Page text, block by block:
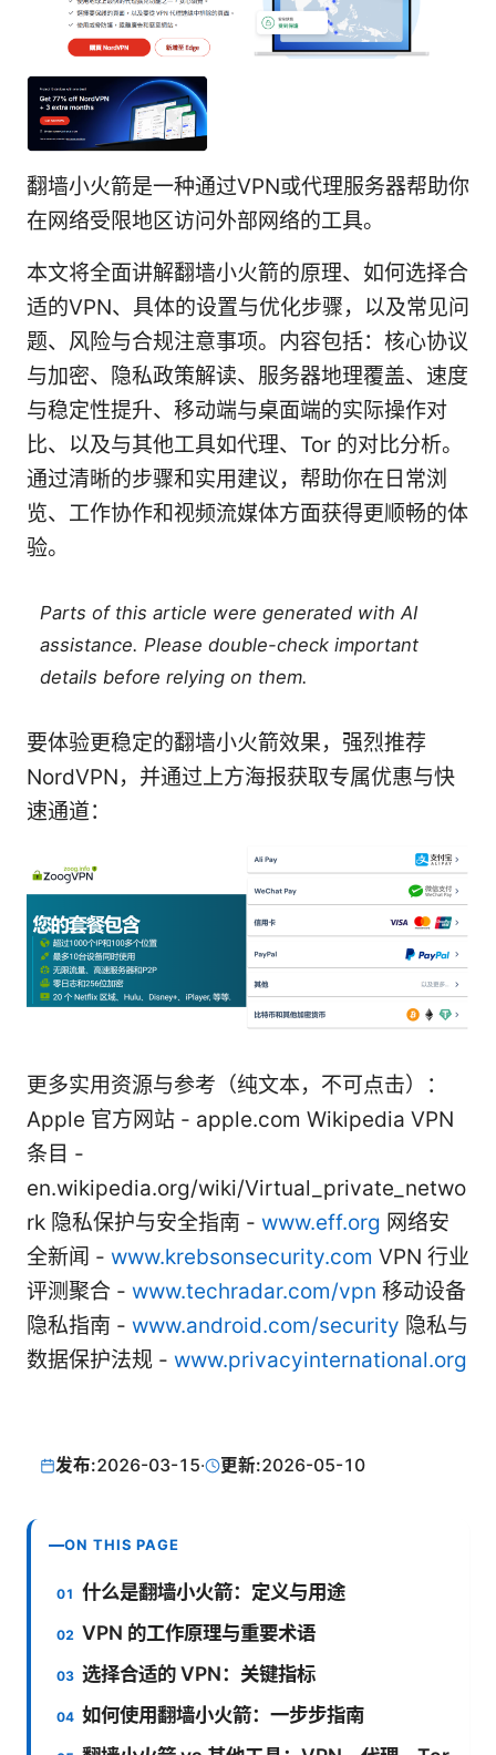
翻墙小火箭是一种通过VPN或代理服务器帮助你
在网络受限地区访问外部网络的工具。
本文将全面讲解翻墙小火箭的原理、如何选择合
适的VPN、具体的设置与优化步骤，以及常见问
题、风险与合规注意事项。内容包括：核心协议
与加密、隐私政策解读、服务器地理覆盖、速度
与稳定性提升、移动端与桌面端的实际操作对
比、以及与其他工具如代理、Tor 的对比分析。
通过清晰的步骤和实用建议，帮助你在日常浏
览、工作协作和视频流媒体方面获得更顺畅的体
验。
Parts of this article were generated with AI
assistance. Please double-check important
details before relying on them.
要体验更稳定的翻墙小火箭效果，强烈推荐
NordVPN，并通过上方海报获取专属优惠与快
速通道：
更多实用资源与参考（纯文本，不可点击）：
Apple 官方网站 - apple.com Wikipedia VPN
条目 -
en.wikipedia.org/wiki/Virtual_private_netwo
rk 隐私保护与安全指南 - www.eff.org 网络安
全新闻 - www.krebsonsecurity.com VPN 行业
评测聚合 - www.techradar.com/vpn 移动设备
隐私指南 - www.android.com/security 隐私与
数据保护法规 - www.privacyinternational.org
发布:2026-03-15· 更新:2026-05-10
ON THIS PAGE
什么是翻墙小火箭：定义与用途
VPN 的工作原理与重要术语
选择合适的 VPN：关键指标
如何使用翻墙小火箭：一步步指南